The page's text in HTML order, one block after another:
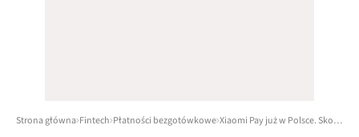
Strona główna Fintech Płatności bezgotówkowe Xiaomi Pay już w Polsce. Skorzystają klienci tych banków